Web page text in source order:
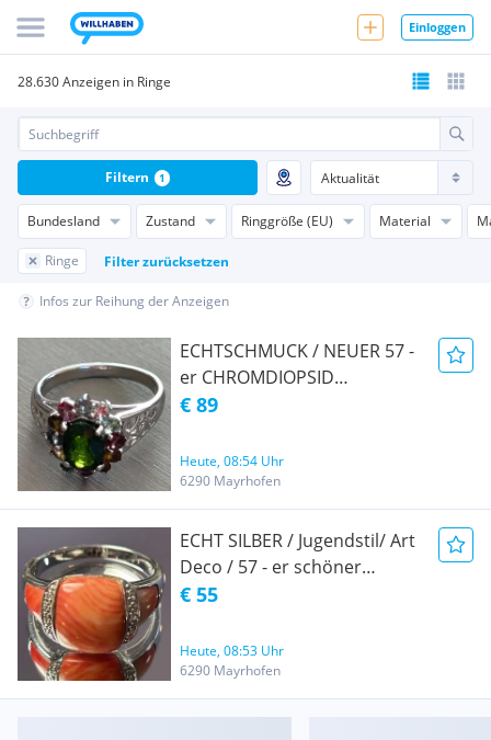
Einloggen
28.630 Anzeigen in Ringe
Bundesland Zustand Ringgröße (EU) Material
Ringe Filter zurücksetzen
Filtern 1
Infos zur Reihung der Anzeigen
ECHTSCHMUCK / NEUER 57 -
er CHROMDIOPSID
SILBBERING MIT EXTRA
€ 89
Heute, 08:54 Uhr
6290 Mayrhofen
ECHT SILBER / Jugendstil/ Art
Deco / 57 - er schöner
massiver Echt Silber Ring mit
€ 55
Heute, 08:53 Uhr
6290 Mayrhofen